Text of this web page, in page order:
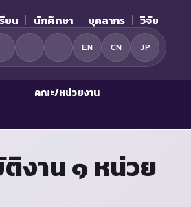
ยน นักศึกษา บุคลากร วิจัย
EN CN JP
คณะ/หน่วยงาน
งาน ๑ หน่วย